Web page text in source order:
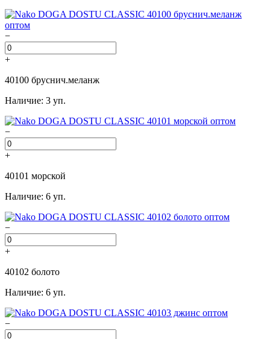
−
+
40100 бруснич.меланж
Наличие: 3 уп.
−
+
40101 морской
Наличие: 6 уп.
−
+
40102 болото
Наличие: 6 уп.
−